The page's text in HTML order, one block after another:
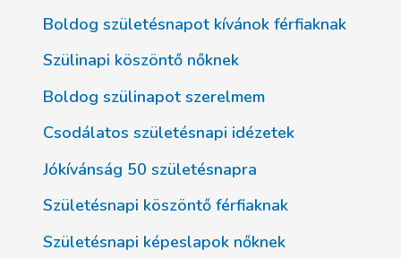
Boldog születésnapot kívánok férfiaknak
Szülinapi köszöntő nőknek
Boldog szülinapot szerelmem
Csodálatos születésnapi idézetek
Jókívánság 50 születésnapra
Születésnapi köszöntő férfiaknak
Születésnapi képeslapok nőknek